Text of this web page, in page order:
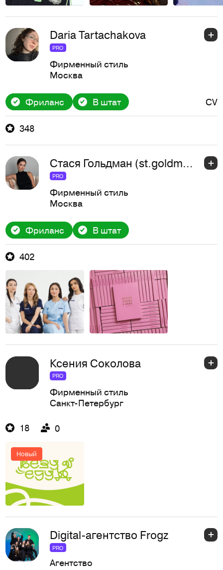
Daria Tartachakova
PRO
Фирменный стиль
Москва
Фриланс В штат CV
348
Стася Гольдман (st.goldman)
PRO
Фирменный стиль
Москва
Фриланс В штат
402
Ксения Соколова
PRO
Фирменный стиль
Санкт-Петербург
18 0
Новый
Digital-агентство Frogz
PRO
Агентство